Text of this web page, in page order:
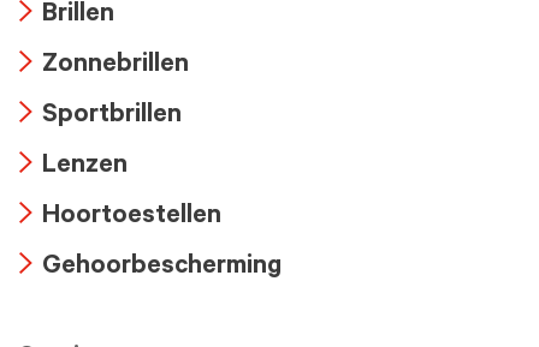
icon
Brillen
icon
Zonnebrillen
icon
Sportbrillen
icon
Lenzen
icon
Hoortoestellen
Gehoorbescherming